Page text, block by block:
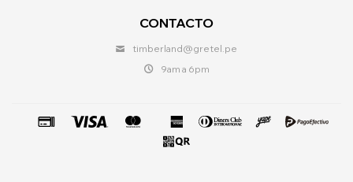
CONTACTO
timberland@gretel.pe
9am a 6pm